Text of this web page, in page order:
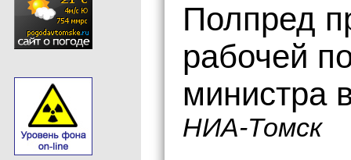
Полпред
рабочей
министра
НИА-Томск